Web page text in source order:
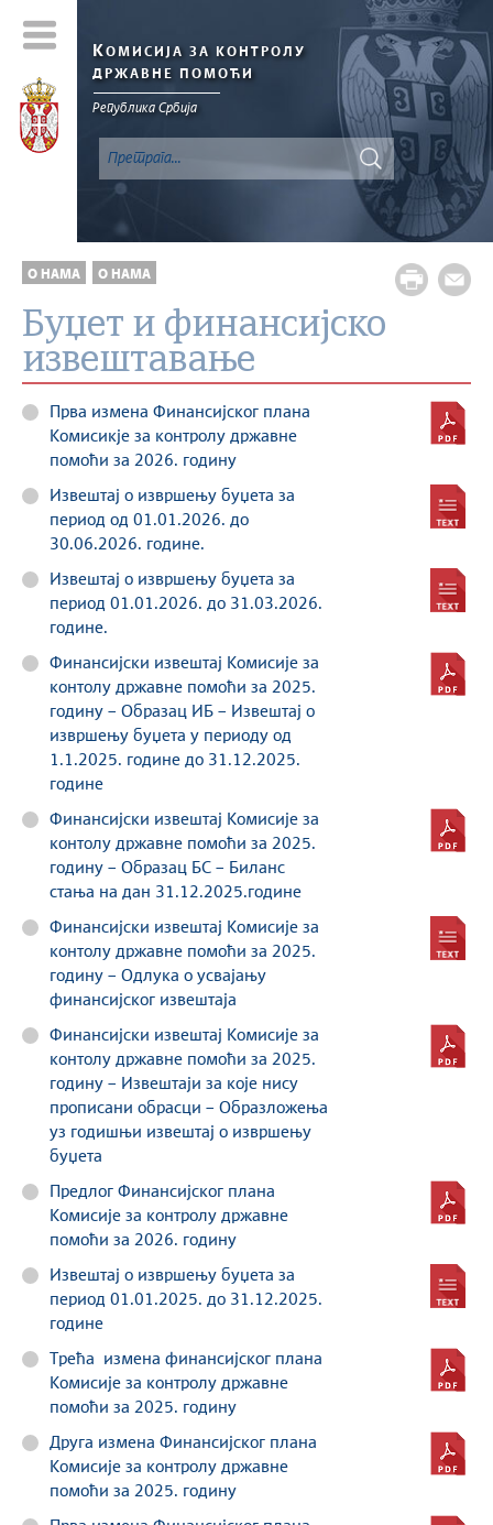
КОМИСИЈА ЗА КОНТРОЛУ
ДРЖАВНЕ ПОМОЋИ
Република Србија
О НАМА О НАМА
Буџет и финансијско
извештавање
Прва измена Финансијског плана
Комисикје за контролу државне
помоћи за 2026. годину
Извештај о извршењу буџета за
период од 01.01.2026. до
30.06.2026. године.
Извештај о извршењу буџета за
период 01.01.2026. до 31.03.2026.
године.
Финансијски извештај Комисије за
контолу државне помоћи за 2025.
годину – Образац ИБ – Извештај о
извршењу буџета у периоду од
1.1.2025. године до 31.12.2025.
године
Финансијски извештај Комисије за
контолу државне помоћи за 2025.
годину – Образац БС – Биланс
стања на дан 31.12.2025.године
Финансијски извештај Комисије за
контолу државне помоћи за 2025.
годину – Одлука о усвајању
финансијског извештаја
Финансијски извештај Комисије за
контолу државне помоћи за 2025.
годину – Извештаји за које нису
прописани обрасци – Образложења
уз годишњи извештај о извршењу
буџета
Предлог Финансијског плана
Комисије за контролу државне
помоћи за 2026. годину
Извештај о извршењу буџета за
период 01.01.2025. до 31.12.2025.
године
Трећа измена финансијског плана
Комисије за контролу државне
помоћи за 2025. годину
Друга измена Финансијског плана
Комисије за контролу државне
помоћи за 2025. годину